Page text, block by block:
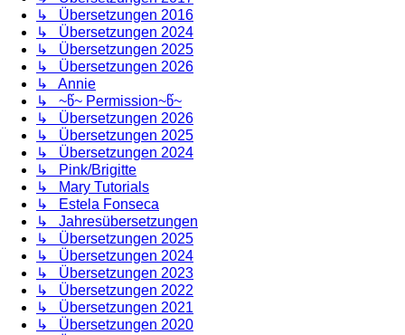
↳ Übersetzungen 2016
↳ Übersetzungen 2024
↳ Übersetzungen 2025
↳ Übersetzungen 2026
↳ Annie
↳ ~წ~ Permission~წ~
↳ Übersetzungen 2026
↳ Übersetzungen 2025
↳ Übersetzungen 2024
↳ Pink/Brigitte
↳ Mary Tutorials
↳ Estela Fonseca
↳ Jahresübersetzungen
↳ Übersetzungen 2025
↳ Übersetzungen 2024
↳ Übersetzungen 2023
↳ Übersetzungen 2022
↳ Übersetzungen 2021
↳ Übersetzungen 2020